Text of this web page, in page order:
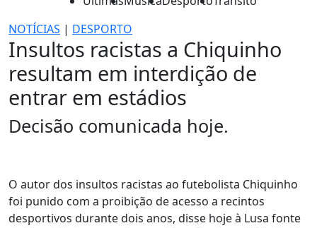
NOTÍCIAS | DESPORTO
Insultos racistas a Chiquinho
resultam em interdição de
entrar em estádios
Decisão comunicada hoje.
O autor dos insultos racistas ao futebolista Chiquinho
foi punido com a proibição de acesso a recintos
desportivos durante dois anos, disse hoje à Lusa fonte